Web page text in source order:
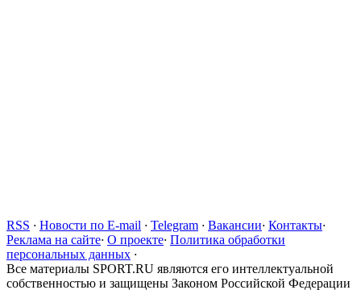
RSS · Новости по E-mail · Telegram · Вакансии· Контакты·
Реклама на сайте· О проекте· Политика обработки
персональных данных ·
Все материалы SPORT.RU являются его интеллектуальной
собственностью и защищены Законом Российской Федерации